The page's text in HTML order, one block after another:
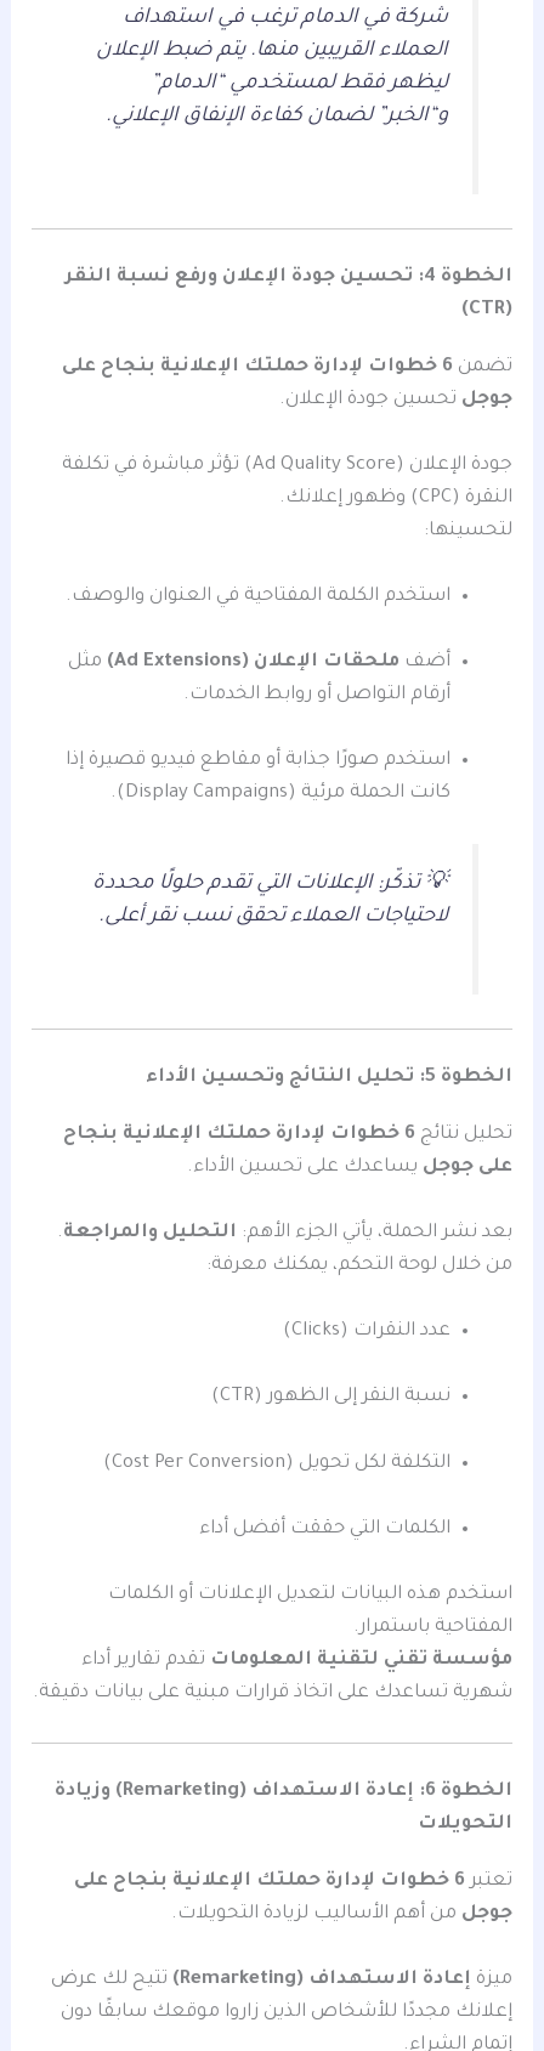
شركة في الدمام ترغب في استهداف
العملاء القريبين منها. يتم ضبط الإعلان
ليظهر فقط لمستخدمي “الدمام”
و“الخبر” لضمان كفاءة الإنفاق الإعلاني.
الخطوة 4: تحسين جودة الإعلان ورفع نسبة النقر
(CTR)
تضمن
6 خطوات لإدارة حملتك الإعلانية بنجاح على
جوجل تحسين جودة الإعلان.
جودة الإعلان (Ad Quality Score) تؤثر مباشرة في تكلفة
النقرة (CPC) وظهور إعلانك.
لتحسينها:
استخدم الكلمة المفتاحية في العنوان والوصف.
أضف ملحقات الإعلان (Ad Extensions)
مثل
أرقام التواصل أو روابط الخدمات.
استخدم صورًا جذابة أو مقاطع فيديو قصيرة إذا
كانت الحملة مرئية (Display Campaigns).
💡 تذكّر: الإعلانات التي تقدم حلولًا محددة
لاحتياجات العملاء تحقق نسب نقر أعلى.
الخطوة 5: تحليل النتائج وتحسين الأداء
تحليل نتائج
6 خطوات لإدارة حملتك الإعلانية بنجاح
على جوجل يساعدك على تحسين الأداء.
بعد نشر الحملة، يأتي الجزء الأهم: التحليل والمراجعة.
من خلال لوحة التحكم، يمكنك معرفة:
عدد النقرات (Clicks)
نسبة النقر إلى الظهور (CTR)
التكلفة لكل تحويل (Cost Per Conversion)
الكلمات التي حققت أفضل أداء
استخدم هذه البيانات لتعديل الإعلانات أو الكلمات
المفتاحية باستمرار.
مؤسسة تقني لتقنية المعلومات تقدم تقارير أداء
شهرية تساعدك على اتخاذ قرارات مبنية على بيانات دقيقة.
الخطوة 6: إعادة الاستهداف (Remarketing) وزيادة
التحويلات
تعتبر
6 خطوات لإدارة حملتك الإعلانية بنجاح على
جوجل من أهم الأساليب لزيادة التحويلات.
ميزة إعادة الاستهداف (Remarketing)
تتيح لك عرض
إعلانك مجددًا للأشخاص الذين زاروا موقعك سابقًا دون
إتمام الشراء.